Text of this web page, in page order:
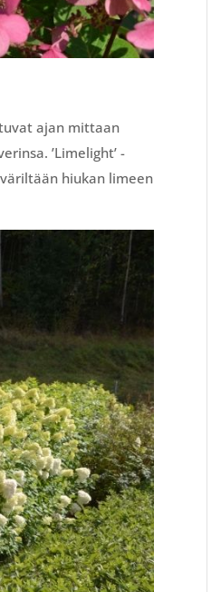
ajan mittaan
’Limelight’ -
hiukan limeen